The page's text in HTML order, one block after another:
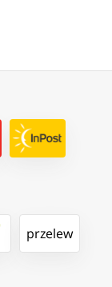
przelew